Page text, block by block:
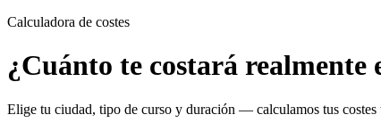
Calculadora de costes
¿Cuánto te costará realmente
Elige tu ciudad, tipo de curso y duración — calculamos tus costes